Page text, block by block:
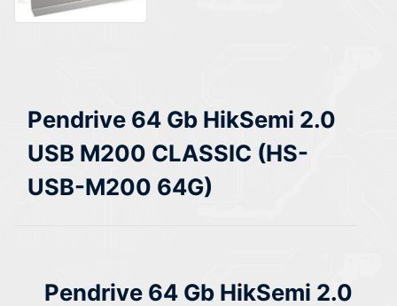
Pendrive 64 Gb HikSemi 2.0
USB M200 CLASSIC (HS-
USB-M200 64G)
Pendrive 64 Gb HikSemi 2.0